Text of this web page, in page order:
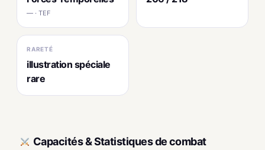
— · TEF
RARETÉ
illustration spéciale
rare
Capacités & Statistiques de combat